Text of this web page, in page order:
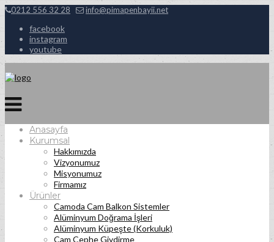
0212 556 32 28 info@pimapenbayii.net
facebook
instagram
youtube
Anasayfa
Kurumsal
Hakkımızda
Vizyonumuz
Misyonumuz
Firmamız
Ürünler
Camoda Cam Balkon Sistemler
Alüminyum Doğrama İşleri
Alüminyum Küpeşte (Korkuluk)
Cam Cephe Giydirme